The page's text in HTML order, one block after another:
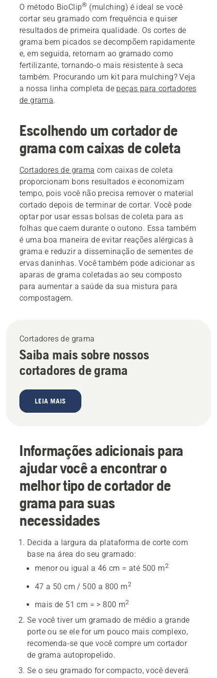
O método BioClip® (mulching) é ideal se você
cortar seu gramado com frequência e quiser
resultados de primeira qualidade. Os cortes de
grama bem picados se decompõem rapidamente
e, em seguida, retornam ao gramado como
fertilizante, tornando-o mais resistente à seca
também. Procurando um kit para mulching? Veja
a nossa linha completa de peças para cortadores
de grama.
Escolhendo um cortador de
grama com caixas de coleta
Cortadores de grama com caixas de coleta
proporcionam bons resultados e economizam
tempo, pois você não precisa remover o material
cortado depois de terminar de cortar. Você pode
optar por usar essas bolsas de coleta para as
folhas que caem durante o outono. Essa também
é uma boa maneira de evitar reações alérgicas à
grama e reduzir a disseminação de sementes de
ervas daninhas. Você também pode adicionar as
aparas de grama coletadas ao seu composto
para aumentar a saúde da sua mistura para
compostagem.
Cortadores de grama
Saiba mais sobre nossos
cortadores de grama
LEIA MAIS
Informações adicionais para
ajudar você a encontrar o
melhor tipo de cortador de
grama para suas
necessidades
Decida a largura da plataforma de corte com
base na área do seu gramado:
menor ou igual a 46 cm = até 500 m2
47 a 50 cm / 500 a 800 m2
mais de 51 cm = > 800 m2
Se você tiver um gramado de médio a grande
porte ou se ele for um pouco mais complexo,
recomenda-se que você compre um cortador
de grama autopropelido.
Se o seu gramado for compacto, você deverá